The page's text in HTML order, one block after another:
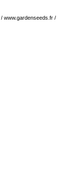
/ www.gardenseeds.fr /